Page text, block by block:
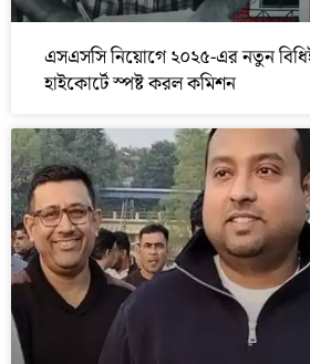
এসএসসি নিয়োগে ২০২৫-এর নতুন
হাইকোর্টে স্পষ্ট করল কমিশন